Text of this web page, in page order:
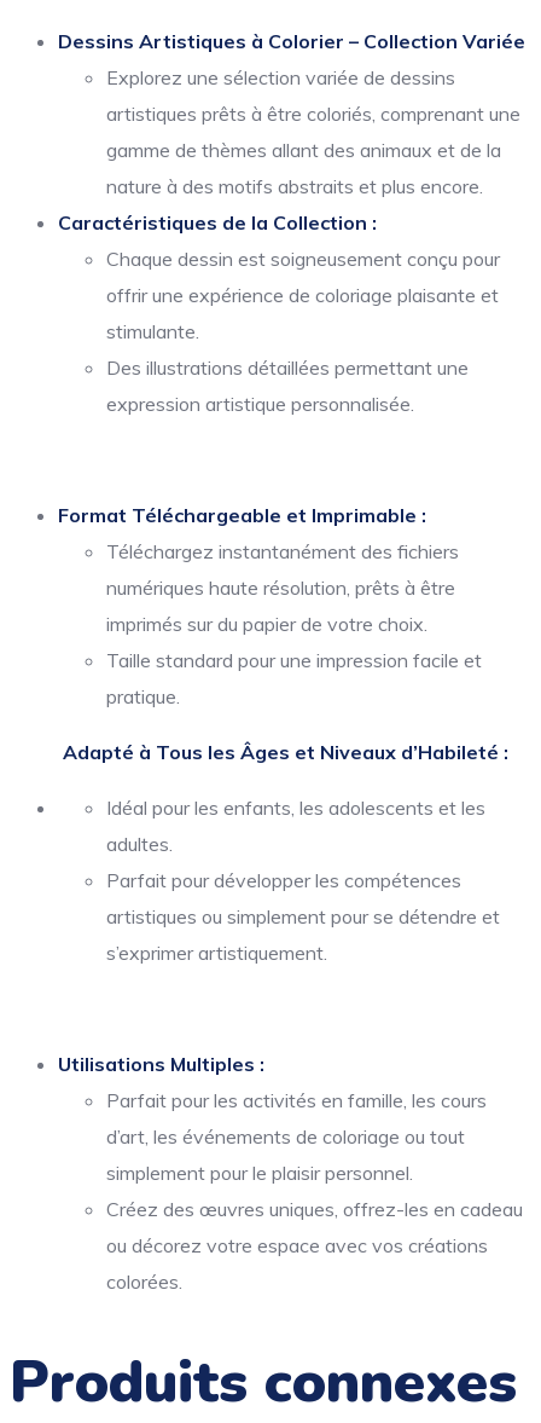
Dessins Artistiques à Colorier – Collection Variée
Explorez une sélection variée de dessins
artistiques prêts à être coloriés, comprenant une
gamme de thèmes allant des animaux et de la
nature à des motifs abstraits et plus encore.
Caractéristiques de la Collection :
Chaque dessin est soigneusement conçu pour
offrir une expérience de coloriage plaisante et
stimulante.
Des illustrations détaillées permettant une
expression artistique personnalisée.
Format Téléchargeable et Imprimable :
Téléchargez instantanément des fichiers
numériques haute résolution, prêts à être
imprimés sur du papier de votre choix.
Taille standard pour une impression facile et
pratique.
Adapté à Tous les Âges et Niveaux d’Habileté :
Idéal pour les enfants, les adolescents et les
adultes.
Parfait pour développer les compétences
artistiques ou simplement pour se détendre et
s’exprimer artistiquement.
Utilisations Multiples :
Parfait pour les activités en famille, les cours
d’art, les événements de coloriage ou tout
simplement pour le plaisir personnel.
Créez des œuvres uniques, offrez-les en cadeau
ou décorez votre espace avec vos créations
colorées.
Produits connexes